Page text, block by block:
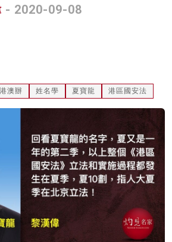
- 2020-09-08
港澳辦 姓名學 夏寶龍 港區國安法